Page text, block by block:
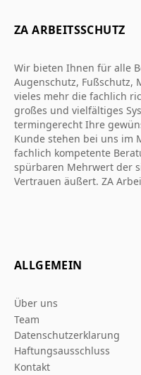
ZA ARBEITSSCHUTZ
Wir bieten Ihnen für alle
Augenschutz, Fußschutz,
vieles mehr die fachlich
großes und vielfältiges
termingerecht Ihre
Kunde stehen bei uns im
fachlich kompetente
spürbaren Mehrwert der
Vertrauen äußert. ZA
ALLGEMEIN
Über uns
Team
Datenschutzerklarung
Haftungsausschluss
Kontakt